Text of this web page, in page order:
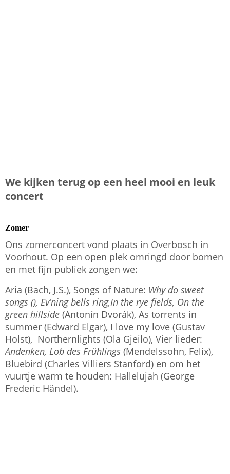
We kijken terug op een heel mooi en leuk
concert
Zomer
Ons zomerconcert vond plaats in Overbosch in
Voorhout. Op een open plek omringd door bomen
en met fijn publiek zongen we:
Aria (Bach, J.S.), Songs of Nature: Why do sweet
songs (), Ev’ning bells ring,In the rye fields, On the
green hillside (Antonín Dvorák), As torrents in
summer (Edward Elgar), I love my love (Gustav
Holst), Northernlights (Ola Gjeilo), Vier lieder:
Andenken, Lob des Frühlings (Mendelssohn, Felix),
Bluebird (Charles Villiers Stanford) en om het
vuurtje warm te houden: Hallelujah (George
Frederic Händel).